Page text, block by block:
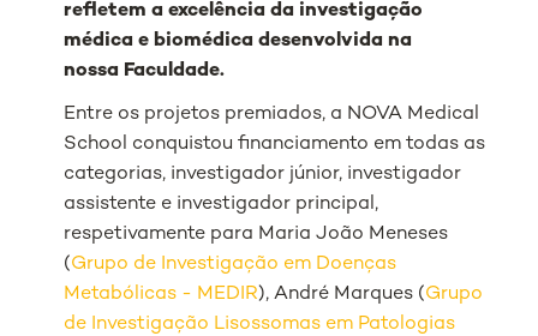
refletem a excelência da investigação
médica e biomédica desenvolvida na
nossa Faculdade.
Entre os projetos premiados, a NOVA Medical
School conquistou financiamento em todas as
categorias, investigador júnior, investigador
assistente e investigador principal,
respetivamente para Maria João Meneses
(Grupo de Investigação em Doenças
Metabólicas - MEDIR), André Marques (Grupo
de Investigação Lisossomas em Patologias